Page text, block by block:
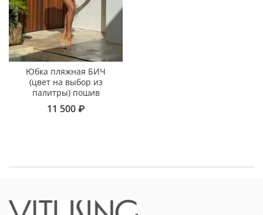
Юбка пляжная БИЧ
(цвет на выбор из
палитры) пошив
11 500 ₽